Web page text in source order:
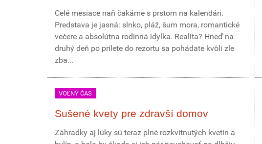
Celé mesiace naň čakáme s prstom na kalendári.
Predstava je jasná: slnko, pláž, šum mora, romantické
večere a absolútna rodinná idylka. Realita? Hneď na
druhý deň po prílete do rezortu sa pohádate kvôli zle
zba...
VOĽNÝ ČAS
Sušené kvety pre zdravší domov
Záhradky aj lúky sú teraz plné rozkvitnutých kvetín a